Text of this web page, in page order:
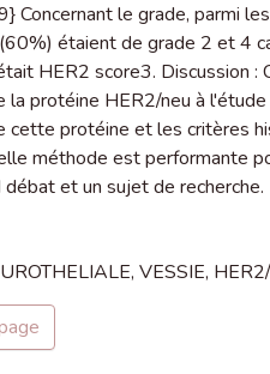
Concernant le grade, parmi
étaient de grade 2 et 4
HER2 score3. Discussion
la protéine HER2/neu à
cette protéine et les critères
méthode est performante
et un sujet de recherche.
, VESSIE,